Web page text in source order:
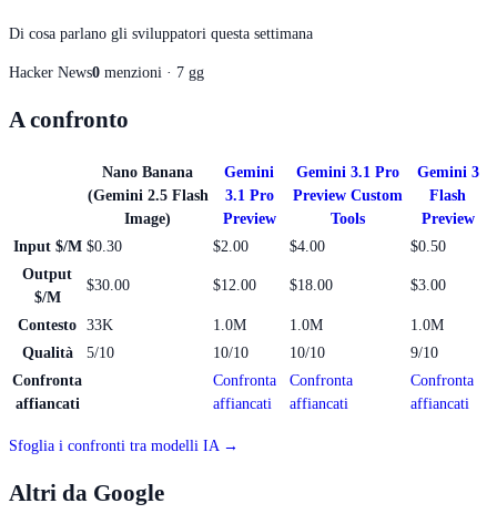
Di cosa parlano gli sviluppatori questa settimana
Hacker News0 menzioni · 7 gg
A confronto
Nano Banana
(Gemini 2.5 Flash
Image)
Gemini
3.1 Pro
Preview
Gemini 3.1 Pro
Preview Custom
Tools
Gemini 3
Flash
Preview
Input $/M $0.30 $2.00 $4.00
$0.50
Output
$/M
$30.00 $12.00 $18.00 $3.00
Contesto 33K 1.0M 1.0M
1.0M
Qualità
5/10 10/10 10/10
9/10
Confronta
affiancati
Confronta
affiancati
Confronta
affiancati
Confronta
affiancati
Sfoglia i confronti tra modelli IA →
Altri da Google